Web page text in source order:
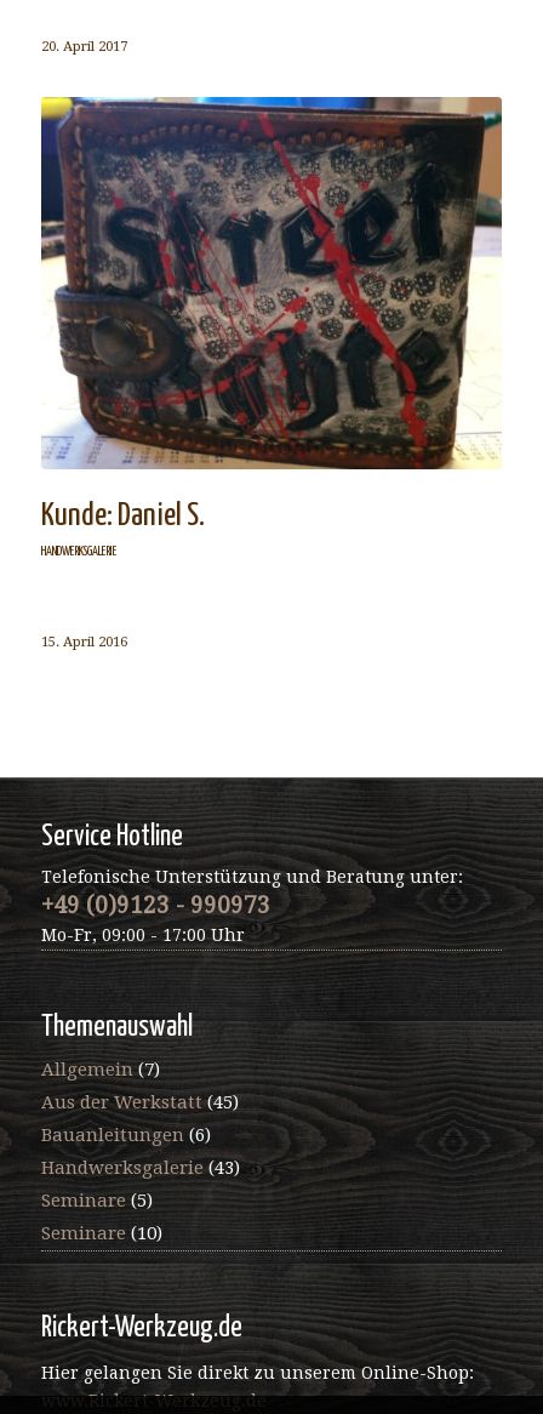
20. April 2017
Kunde: Daniel S.
HANDWERKSGALERIE
15. April 2016
Service Hotline
Telefonische Unterstützung und Beratung unter:
+49 (0)9123 - 990973
Mo-Fr, 09:00 - 17:00 Uhr
Themenauswahl
Allgemein(7)
Aus der Werkstatt(45)
Bauanleitungen(6)
Handwerksgalerie(43)
Seminare (5)
Seminare(10)
Rickert-Werkzeug.de
Hier gelangen Sie direkt zu unserem Online-Shop:
www.Rickert-Werkzeug.de